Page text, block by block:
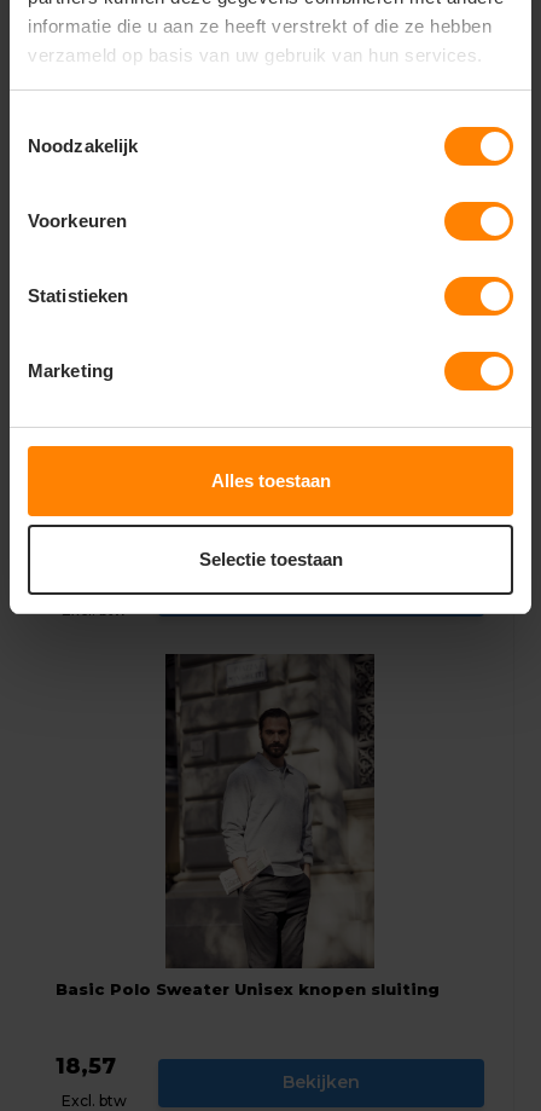
informatie die u aan ze heeft verstrekt of die ze hebben
verzameld op basis van uw gebruik van hun services.
Noodzakelijk
Voorkeuren
Statistieken
Marketing
Alles toestaan
Selectie toestaan
geschikt is voor zowel bedrukken als borduren
Excl. btw
Bekijken
Basic Polo Sweater Unisex knopen sluiting
18,57
Excl. btw
Bekijken